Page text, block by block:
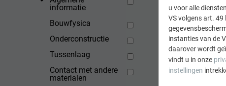
informatie
Bouwfysica
Onderconstructie
Tussenlaag
Contact met andere
materialen
Bij
bij
u voor alle
VS volgens art. 49
instanties van de
daarover wordt
vindt u in onze
instellingen